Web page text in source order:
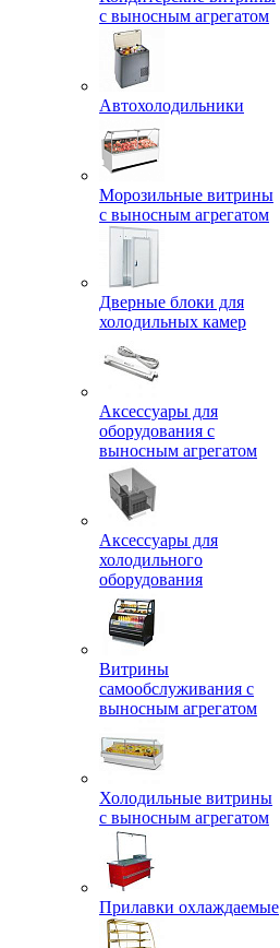
с выносным агрегатом
Автохолодильники
Морозильные витрины
с выносным агрегатом
Дверные блоки для
холодильных камер
Аксессуары для
оборудования с
выносным агрегатом
Аксессуары для
холодильного
оборудования
Витрины
самообслуживания с
выносным агрегатом
Холодильные витрины
с выносным агрегатом
Прилавки охлаждаемые